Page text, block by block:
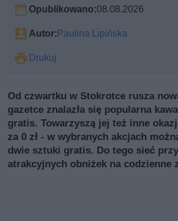
Opublikowano:08.08.2026
Autor:Paulina Lipińska
Drukuj
Od czwartku w Stokrotce rusza
gazetce znalazła się popularna
gratis. Towarzyszą jej też inne
za 0 zł - w wybranych akcjach
dwie sztuki gratis. Do tego sieć
atrakcyjnych obniżek na codzienne